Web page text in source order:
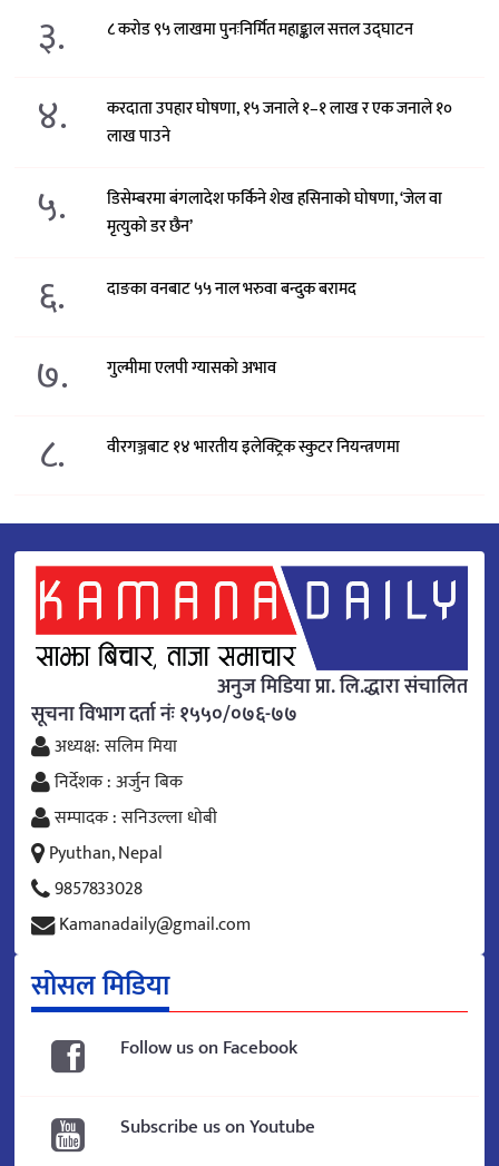
३. ८ करोड ९५ लाखमा पुनःनिर्मित महाङ्काल सत्तल उद्घाटन
४.
करदाता उपहार घोषणा, १५ जनाले १–१ लाख र एक जनाले १०
लाख पाउने
५.
डिसेम्बरमा बंगलादेश फर्किने शेख हसिनाको घोषणा, ‘जेल वा
मृत्युको डर छैन’
६. दाङका वनबाट ५५ नाल भरुवा बन्दुक बरामद
७. गुल्मीमा एलपी ग्यासको अभाव
८. वीरगञ्जबाट १४ भारतीय इलेक्ट्रिक स्कुटर नियन्त्रणमा
अनुज मिडिया प्रा. लि.द्धारा संचालित
सूचना विभाग दर्ता नंः १५५०/०७६-७७
अध्यक्ष: सलिम मिया
निर्देशक : अर्जुन बिक
सम्पादक : सनिउल्ला धोबी
Pyuthan, Nepal
9857833028
Kamanadaily@gmail.com
सोसल मिडिया
Follow us on Facebook
Subscribe us on Youtube